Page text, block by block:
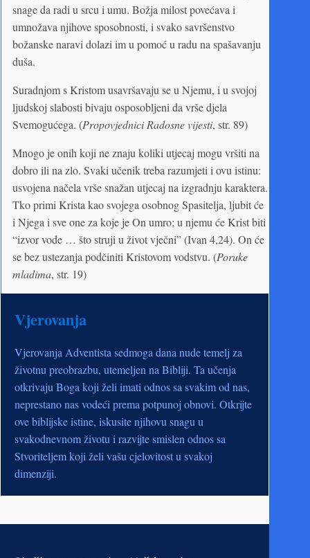
snage da radi u srcu i umu. Božja milost povećava i
umnožava njihove sposobnosti, i svako savršenstvo
božanske naravi dolazi im u pomoć u radu na spašavanju
duša.
Suradnjom s Kristom usavršavaju se u Njemu, i u svojoj
ljudskoj slabosti bivaju osposobljeni da vrše djela
Svemogućega. (Propovjednici Radosne vijesti, str. 89)
Mnogo je onih koji ne znaju koliki utjecaj mogu vršiti na
dobro ili na zlo. Svaki učenik treba razumjeti i ovu istinu:
usvojena načela vrše snažan utjecaj na izgradnju karaktera.
Tko primi Krista kao svojega osobnog Spasitelja, ljubit će
i Njega i sve one za koje je On umro; u njemu će Krist biti
“izvor vode … što struji u život vječni” (Ivan 4,24). On će
se bez ustezanja podčiniti Kristovom vodstvu. (Poruke
mladima, str. 19)
Vjerovanja
Vjerovanja Adventista sedmoga dana nude temelj za
životnu preobrazbu, utemeljen na Bibliji. Ta učenja
otkrivaju Boga koji želi imati odnos sa svakim od nas,
neprestano nas vodeći prema potpunoj obnovi. Otkrijte
ove biblijske istine, iskusite njihovu snagu u
svakodnevnom životu i razvijte smislen odnos sa
Stvoriteljem koji želi vašu cjelovitost u svakoj
dimenziji.